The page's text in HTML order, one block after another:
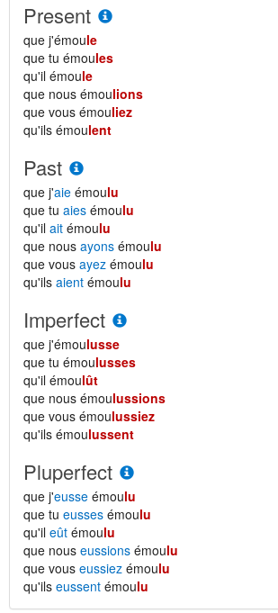
Present
que j'émoule
que tu émoules
qu'il émoule
que nous émoulions
que vous émouliez
qu'ils émoulent
Past
que j'aie émoulu
que tu aies émoulu
qu'il ait émoulu
que nous ayons émoulu
que vous ayez émoulu
qu'ils aient émoulu
Imperfect
que j'émoulusse
que tu émoulusses
qu'il émoulût
que nous émoulussions
que vous émoulussiez
qu'ils émoulussent
Pluperfect
que j'eusse émoulu
que tu eusses émoulu
qu'il eût émoulu
que nous eussions émoulu
que vous eussiez émoulu
qu'ils eussent émoulu